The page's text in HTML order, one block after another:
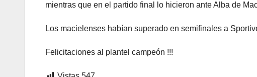
mientras que en el partido final lo hicieron ante Alba de
Los macielenses habían superado en semifinales a
Felicitaciones al plantel campeón !!!